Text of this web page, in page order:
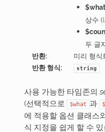
$what
상수 (
두 글
반환:
미리 형
반환 형식: string
사용 가능한 타임존의
(선택적으로
$what 과
에 적용할 옵션 클래스
식 지정을 쉽게 할 수 있